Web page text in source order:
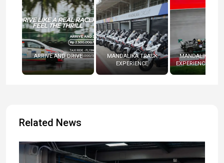
ARRIVE AND DRIVE
MANDALIKA TRACK
EXPERIENCE
MANDALIKA
EXPERIENCE
Related News